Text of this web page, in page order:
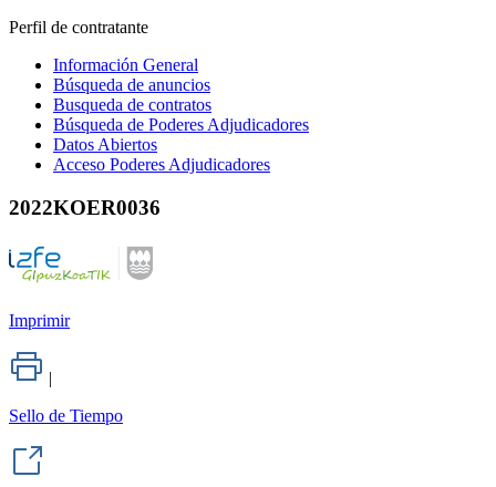
Perfil de contratante
Información General
Búsqueda de anuncios
Busqueda de contratos
Búsqueda de Poderes Adjudicadores
Datos Abiertos
Acceso Poderes Adjudicadores
2022KOER0036
Imprimir
|
Sello de Tiempo